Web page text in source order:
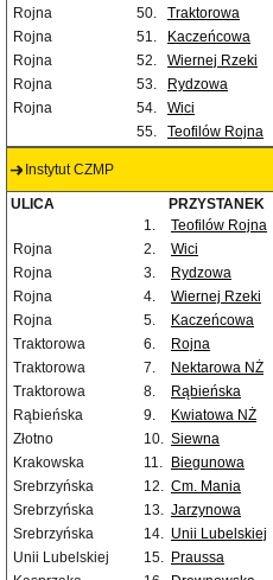
Rojna
50. Traktorowa
Rojna
51. Kaczeńcowa
Rojna
52. Wiernej Rzeki
Rojna
53. Rydzowa
Rojna
54. Wici
55.
Teofilów Rojna
Instytut CZMP
ULICA PRZYSTANEK
1.
Teofilów Rojna
Rojna
2. Wici
Rojna
3. Rydzowa
Rojna
4. Wiernej Rzeki
Rojna
5. Kaczeńcowa
Traktorowa
6. Rojna
Traktorowa
7. Nektarowa NŻ
Traktorowa
8. Rąbieńska
Rąbieńska
9. Kwiatowa NŻ
Złotno
10. Siewna
Krakowska
11. Biegunowa
Srebrzyńska
12. Cm. Mania
Srebrzyńska
13. Jarzynowa
Srebrzyńska
14. Unii Lubelskiej
Unii Lubelskiej
15. Praussa